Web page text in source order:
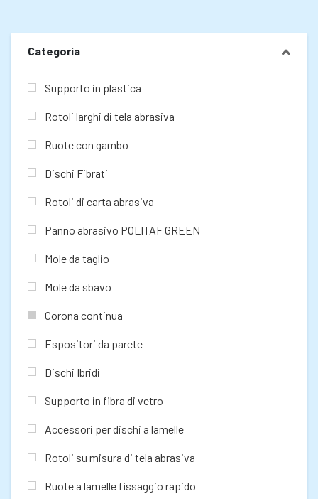
Categoria
Supporto in plastica
Rotoli larghi di tela abrasiva
Ruote con gambo
Dischi Fibrati
Rotoli di carta abrasiva
Panno abrasivo POLITAF GREEN
Mole da taglio
Mole da sbavo
Corona continua
Espositori da parete
Dischi Ibridi
Supporto in fibra di vetro
Accessori per dischi a lamelle
Rotoli su misura di tela abrasiva
Ruote a lamelle fissaggio rapido